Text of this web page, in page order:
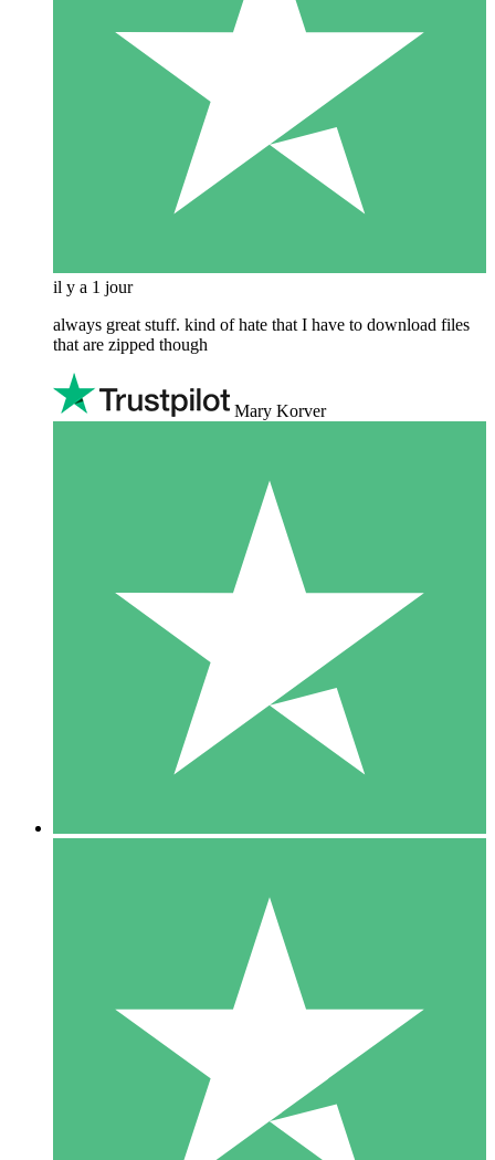
il y a 1 jour
always great stuff. kind of hate that I have to download files
that are zipped though
Mary Korver